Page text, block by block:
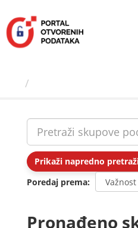
sadržaj
Prikaži napredno
Poredaj prema
Pronađeno